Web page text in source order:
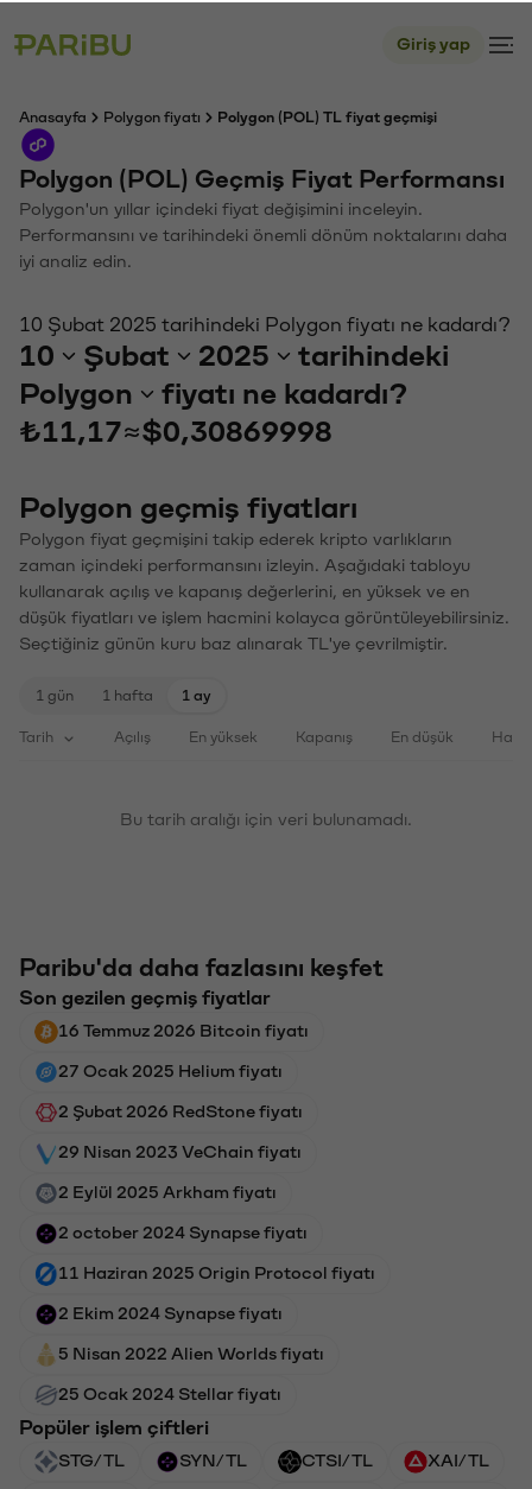
Giriş yap
Anasayfa Polygon fiyatı Polygon (POL) TL fiyat geçmişi
Polygon (POL) Geçmiş Fiyat Performansı
Polygon'un yıllar içindeki fiyat değişimini inceleyin.
Performansını ve tarihindeki önemli dönüm noktalarını daha
iyi analiz edin.
10 Şubat 2025 tarihindeki Polygon fiyatı ne kadardı?
10 Şubat 2025
tarihindeki
Polygon
fiyatı ne kadardı?
₺11,17≈$0,30869998
Polygon geçmiş fiyatları
Polygon fiyat geçmişini takip ederek kripto varlıkların
zaman içindeki performansını izleyin. Aşağıdaki tabloyu
kullanarak açılış ve kapanış değerlerini, en yüksek ve en
düşük fiyatları ve işlem hacmini kolayca görüntüleyebilirsiniz.
Seçtiğiniz günün kuru baz alınarak TL'ye çevrilmiştir.
1 gün 1 hafta 1 ay
Tarih Açılış En yüksek Kapanış En düşük
Bu tarih aralığı için veri bulunamadı.
Paribu'da daha fazlasını keşfet
Son gezilen geçmiş fiyatlar
16 Temmuz 2026 Bitcoin fiyatı
27 Ocak 2025 Helium fiyatı
2 Şubat 2026 RedStone fiyatı
29 Nisan 2023 VeChain fiyatı
2 Eylül 2025 Arkham fiyatı
2 october 2024 Synapse fiyatı
11 Haziran 2025 Origin Protocol fiyatı
2 Ekim 2024 Synapse fiyatı
5 Nisan 2022 Alien Worlds fiyatı
25 Ocak 2024 Stellar fiyatı
Popüler işlem çiftleri
STG/TL SYN/TL CTSI/TL XAI/TL